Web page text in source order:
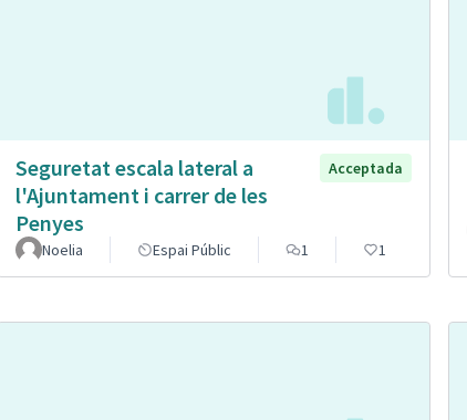
Seguretat escala lateral a
l'Ajuntament i carrer de les
Penyes
Acceptada
Noelia Espai Públic 1 1